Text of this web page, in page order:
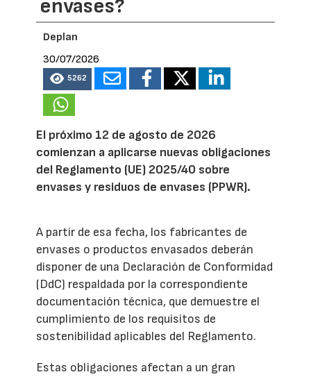
envases?
Deplan
30/07/2026
5262
El próximo 12 de agosto de 2026
comienzan a aplicarse nuevas obligaciones
del Reglamento (UE) 2025/40 sobre
envases y residuos de envases (PPWR).
A partir de esa fecha, los fabricantes de
envases o productos envasados deberán
disponer de una Declaración de Conformidad
(DdC) respaldada por la correspondiente
documentación técnica, que demuestre el
cumplimiento de los requisitos de
sostenibilidad aplicables del Reglamento.
Estas obligaciones afectan a un gran